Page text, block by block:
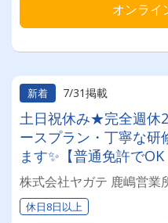
オンライ
新着 7/31掲載
土日祝休み★完全週休
ースプラン・丁寧な研
ます✨【普通免許で
バー！！】日払い・週
活安定♪＼社員登用実
狙えます！／
株式会社ヤガテ 鹿嶋営業
休日8日以上